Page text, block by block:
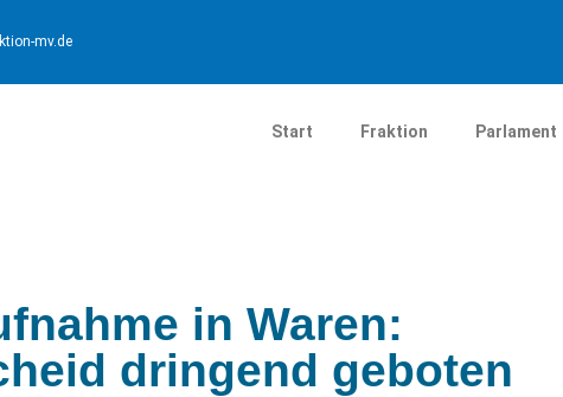
mv.de
Start Fraktion Parlament
in Waren:
dringend geboten